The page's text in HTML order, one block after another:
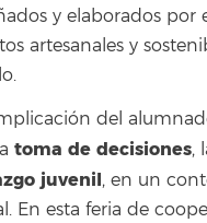
y elaborados por
artesanales y
del
toma de decisiones,
juvenil, en un
En esta feria de